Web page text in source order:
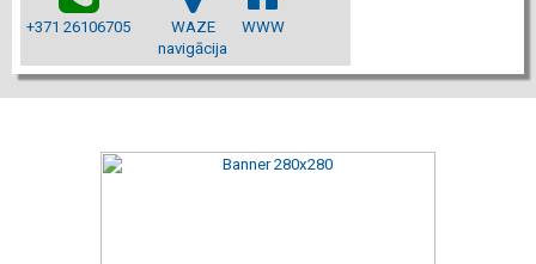
+371 26106705
WAZE
navigācija
WWW